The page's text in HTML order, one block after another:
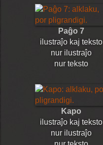
Paĝo 7
ilustraĵo kaj teksto
nur ilustraĵo
nur teksto
Kapo
ilustraĵo kaj teksto
nur ilustraĵo